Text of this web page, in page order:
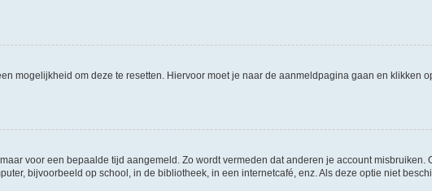
mogelijkheid om deze te resetten. Hiervoor moet je naar de aanmeldpagina gaan en klikken
voor een bepaalde tijd aangemeld. Zo wordt vermeden dat anderen je account
bijvoorbeeld op school, in de bibliotheek, in een internetcafé, enz. Als deze optie niet